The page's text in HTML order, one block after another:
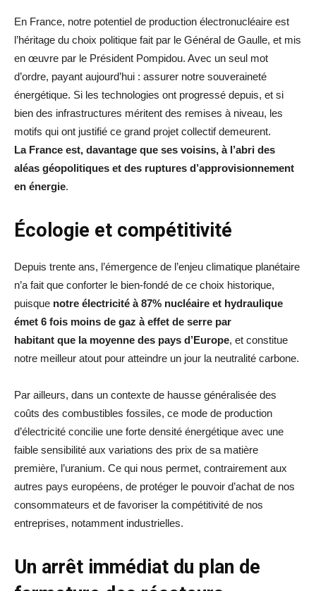
En France, notre potentiel de production électronucléaire est
l’héritage du choix politique fait par le Général de Gaulle, et mis
en œuvre par le Président Pompidou. Avec un seul mot
d’ordre, payant aujourd’hui : assurer notre souveraineté
énergétique. Si les technologies ont progressé depuis, et si
bien des infrastructures méritent des remises à niveau, les
motifs qui ont justifié ce grand projet collectif demeurent.
La France est, davantage que ses voisins, à l’abri des
aléas géopolitiques et des ruptures d’approvisionnement
en énergie.
Écologie et compétitivité
Depuis trente ans, l’émergence de l’enjeu climatique planétaire
n’a fait que conforter le bien-fondé de ce choix historique,
puisque notre électricité à 87% nucléaire et hydraulique
émet 6 fois moins de gaz à effet de serre par
habitant que la moyenne des pays d’Europe, et constitue
notre meilleur atout pour atteindre un jour la neutralité carbone.
Par ailleurs, dans un contexte de hausse généralisée des
coûts des combustibles fossiles, ce mode de production
d’électricité concilie une forte densité énergétique avec une
faible sensibilité aux variations des prix de sa matière
première, l’uranium. Ce qui nous permet, contrairement aux
autres pays européens, de protéger le pouvoir d’achat de nos
consommateurs et de favoriser la compétitivité de nos
entreprises, notamment industrielles.
Un arrêt immédiat du plan de